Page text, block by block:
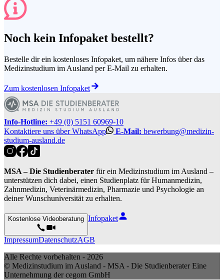
Noch kein Infopaket bestellt?
Bestelle dir ein kostenloses Infopaket, um nähere Infos über das
Medizinstudium im Ausland per E-Mail zu erhalten.
Zum kostenlosen Infopaket
Info-Hotline: +49 (0) 5151 60969-10
Kontaktiere uns über WhatsApp
E-Mail: bewerbung@medizin-
studium-ausland.de
MSA – Die Studienberater für ein Medizinstudium im Ausland –
unterstützen dich dabei, einen Studienplatz für Humanmedizin,
Zahnmedizin, Veterinärmedizin, Pharmazie und Psychologie an
deiner Wunschuniversität zu erhalten.
Kostenlose Videoberatung Infopaket
ImpressumDatenschutzAGB
Alle Rechte vorbehalten - 2026
© Medizinstudium im Ausland - MSA - Die Studienberater Eine
Unternehmung der cegom GmbH